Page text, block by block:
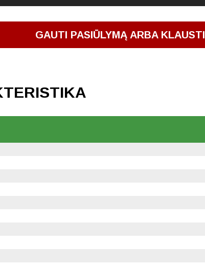
GAUTI PASIŪLYMĄ ARBA KLAUSTI